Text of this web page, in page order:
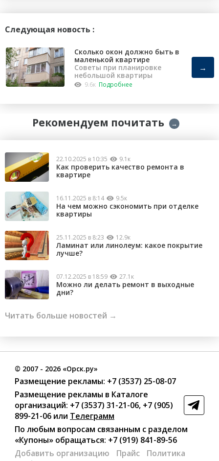
Следующая новость :
Сколько окон должно быть в
маленькой квартире
Советы при планировке
небольшой квартиры
9.6к Подробнее
→
Рекомендуем почитать →
22.10.2025 в 10:35 9.1к
Как проверить качество ремонта в
квартире
16.11.2025 в 8:14 9.5к
На чем можно сэкономить при отделке
квартиры
25.11.2025 в 8:23 12.9к
Ламинат или линолеум: какое покрытие
лучше?
07.12.2025 в 18:59 27.1к
Можно ли делать ремонт в выходные
дни?
Читать больше новостей →
© 2007 - 2026 «Орск.ру»
Размещение рекламы: +7 (3537) 25-08-07
Размещение рекламы в Каталоге
организаций: +7 (3537) 31-21-06, +7 (905)
899-21-06 или Телеграмм
По любым вопросам связанным с разделом
«Купоны» обращаться: +7 (919) 841-89-56
Добавить организацию
Прайс
Политика